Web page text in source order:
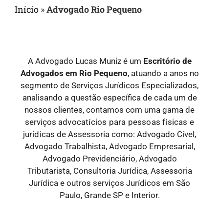
Início »Advogado Rio Pequeno
A Advogado Lucas Muniz é um Escritório de
Advogados em Rio Pequeno, atuando a anos no
segmento de Serviços Jurídicos Especializados,
analisando a questão específica de cada um de
nossos clientes, contamos com uma gama de
serviços advocatícios para pessoas físicas e
jurídicas de Assessoria como: Advogado Cível,
Advogado Trabalhista, Advogado Empresarial,
Advogado Previdenciário, Advogado
Tributarista, Consultoria Jurídica, Assessoria
Jurídica e outros serviços Jurídicos em São
Paulo, Grande SP e Interior.